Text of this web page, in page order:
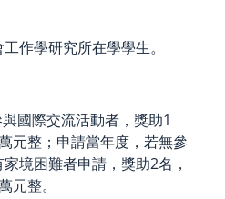
作學研究所在學學生。
國際交流活動者，獎助1
元整；申請當年度，若無參
境困難者申請，獎助2名，
元整。